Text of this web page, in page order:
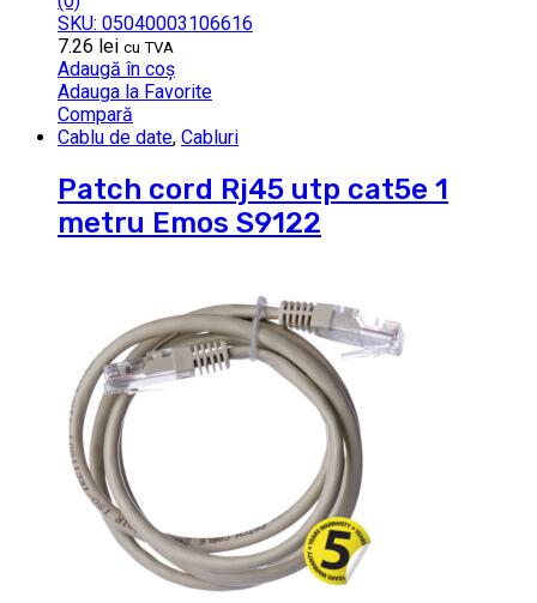
SKU: 05040003106616
7.26 lei cu TVA
Adaugă în coș
Adauga la Favorite
Compară
Cablu de date, Cabluri
Patch cord Rj45 utp cat5e 1
metru Emos S9122